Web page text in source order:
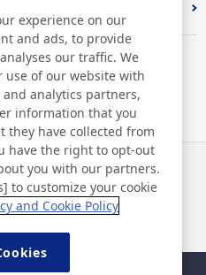
Contact
experience on our
and ads, to provide
our traffic. We
of our website with
analytics partners,
information that you
they have collected from
have the right to opt-out
you with our partners.
to customize your cookie
and Cookie Policy